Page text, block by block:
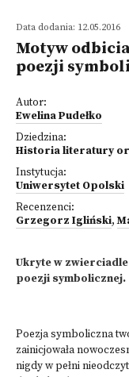
Data dodania: 12.05.2016
Motyw
poezji
Autor:
Ewelina Pudełko
Dziedzina:
Historia literatury
Instytucja:
Uniwersytet Opolski
Recenzenci:
Grzegorz Igliński,
Ukryte w
poezji symbolicznej.
Poezja symboliczna
zainicjowała
nigdy w pełni